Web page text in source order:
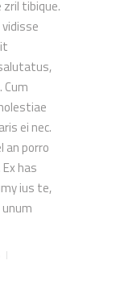
tibique.
Cum
ei nec.
an porro
has
ius te,